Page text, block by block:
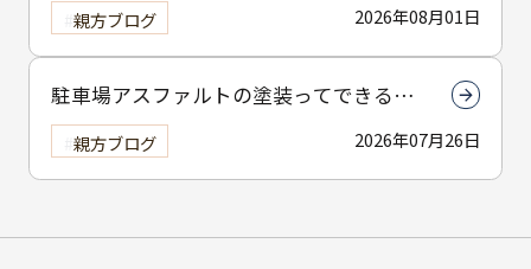
2026年08月01日
親方ブログ
駐車場アスファルトの塗装ってできる
の？
2026年07月26日
親方ブログ